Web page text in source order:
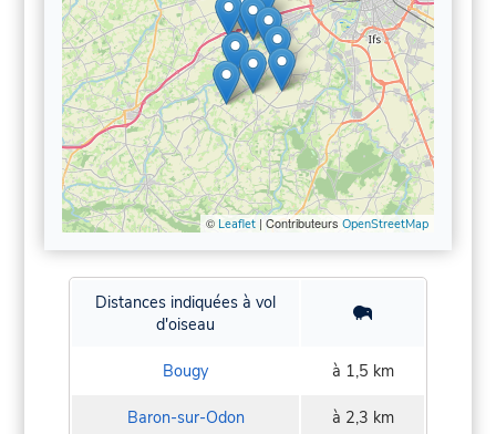
© Leaflet| Contributeurs OpenStreetMap
Distances indiquées à vol
d'oiseau
Bougy à 1,5 km
Baron-sur-Odon à 2,3 km